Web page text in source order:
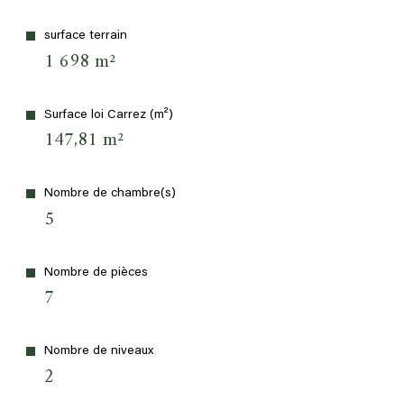
surface terrain
1 698 m²
Surface loi Carrez (m²)
147,81 m²
Nombre de chambre(s)
5
Nombre de pièces
7
Nombre de niveaux
2